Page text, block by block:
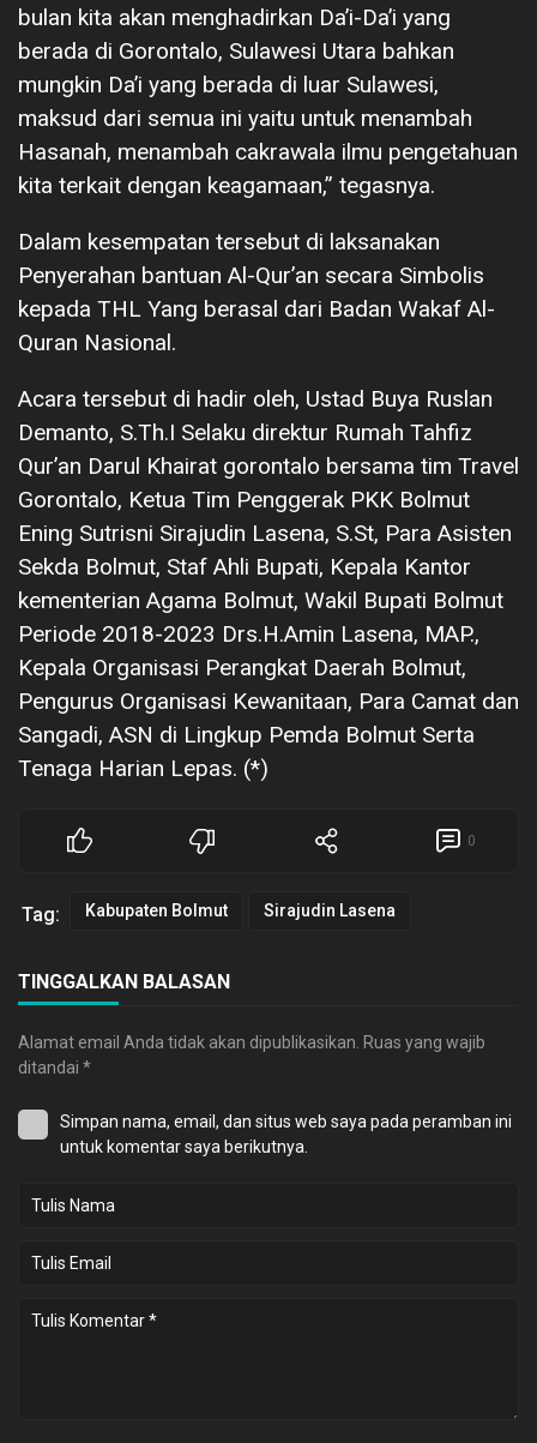
bulan kita akan menghadirkan Da’i-Da’i yang
berada di Gorontalo, Sulawesi Utara bahkan
mungkin Da’i yang berada di luar Sulawesi,
maksud dari semua ini yaitu untuk menambah
Hasanah, menambah cakrawala ilmu pengetahuan
kita terkait dengan keagamaan,” tegasnya.
Dalam kesempatan tersebut di laksanakan
Penyerahan bantuan Al-Qur’an secara Simbolis
kepada THL Yang berasal dari Badan Wakaf Al-
Quran Nasional.
Acara tersebut di hadir oleh, Ustad Buya Ruslan
Demanto, S.Th.I Selaku direktur Rumah Tahfiz
Qur’an Darul Khairat gorontalo bersama tim Travel
Gorontalo, Ketua Tim Penggerak PKK Bolmut
Ening Sutrisni Sirajudin Lasena, S.St, Para Asisten
Sekda Bolmut, Staf Ahli Bupati, Kepala Kantor
kementerian Agama Bolmut, Wakil Bupati Bolmut
Periode 2018-2023 Drs.H.Amin Lasena, MAP.,
Kepala Organisasi Perangkat Daerah Bolmut,
Pengurus Organisasi Kewanitaan, Para Camat dan
Sangadi, ASN di Lingkup Pemda Bolmut Serta
Tenaga Harian Lepas. (*)
0
Tag: Kabupaten Bolmut Sirajudin Lasena
TINGGALKAN BALASAN
Alamat email Anda tidak akan dipublikasikan. Ruas yang wajib
ditandai *
Simpan nama, email, dan situs web saya pada peramban ini
untuk komentar saya berikutnya.